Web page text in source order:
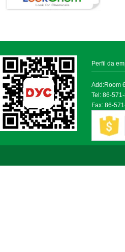
Perfil da
Add:Room
Tel: 86-
Fax: 86-